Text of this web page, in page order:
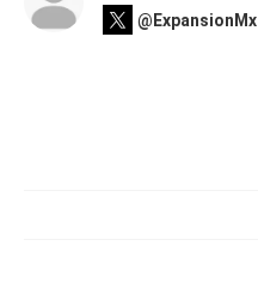
@ExpansionMx